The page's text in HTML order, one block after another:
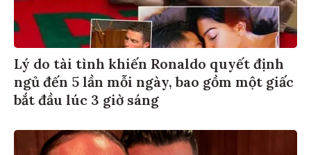
Lý do tài tình khiến Ronaldo quyết định
ngủ đến 5 lần mỗi ngày, bao gồm một giấc
bắt đầu lúc 3 giờ sáng